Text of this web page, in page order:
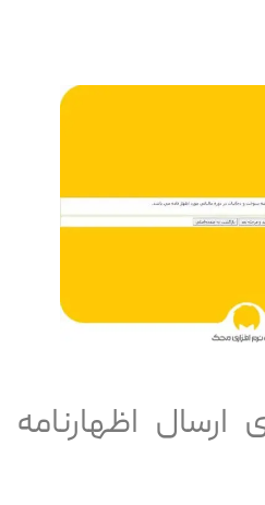
ارسال اظهارنامه